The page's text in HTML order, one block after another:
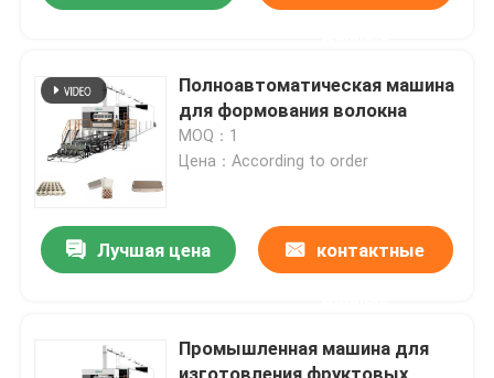
Полноавтоматическая машина
для формования волокна
MOQ：1
Цена：According to order
Лучшая цена контактные
Промышленная машина для
изготовления фруктовых